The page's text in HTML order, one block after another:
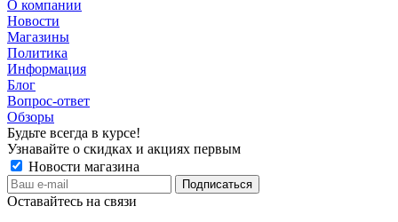
О компании
Новости
Магазины
Политика
Информация
Блог
Вопрос-ответ
Обзоры
Будьте всегда в курсе!
Узнавайте о скидках и акциях первым
Новости магазина
Оставайтесь на связи